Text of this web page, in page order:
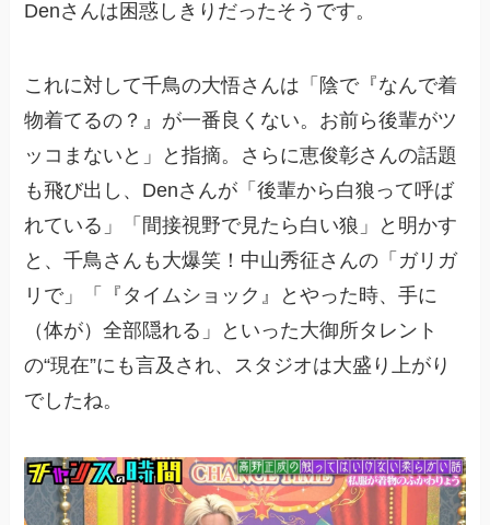
Denさんは困惑しきりだったそうです。
これに対して千鳥の大悟さんは「陰で『なんで着
物着てるの？』が一番良くない。お前ら後輩がツ
ッコまないと」と指摘。さらに恵俊彰さんの話題
も飛び出し、Denさんが「後輩から白狼って呼ば
れている」「間接視野で見たら白い狼」と明かす
と、千鳥さんも大爆笑！中山秀征さんの「ガリガ
リで」「『タイムショック』とやった時、手に
（体が）全部隠れる」といった大御所タレント
の“現在”にも言及され、スタジオは大盛り上がり
でしたね。